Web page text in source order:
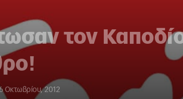
τον
Οκτωβρίου, 2012